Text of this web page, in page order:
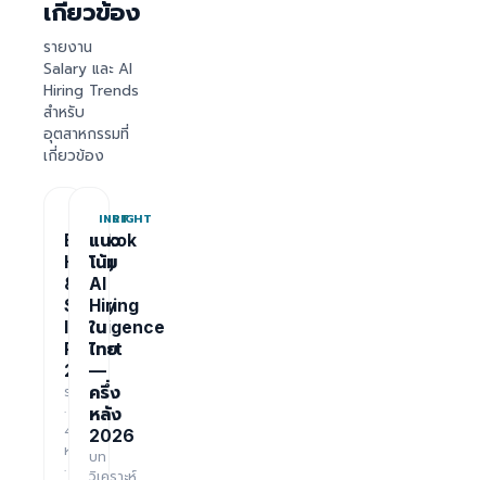
เกี่ยวข้อง
รายงาน
Salary และ AI
Hiring Trends
สำหรับ
อุตสาหกรรมที่
เกี่ยวข้อง
REPORT
Bangkok
Hiring
&
Salary
Intelligence
Report
2026
รายงาน
·
48
หน้า
·
INSIGHT
แนว
โน้ม
AI
Hiring
ใน
ไทย
—
ครึ่ง
หลัง
2026
บท